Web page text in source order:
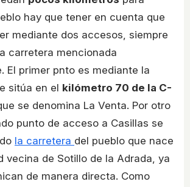
hay que tener en cuenta que
mediante dos accesos, siempre
carretera mencionada
El primer pnto es mediante la
sitúa en el kilómetro 70 de la C-
se denomina La Venta. Por otro
punto de acceso a Casillas se
la carretera del pueblo que nace
vecina de Sotillo de la Adrada, ya
de manera directa. Como